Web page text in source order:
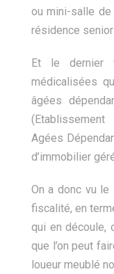
ou mini-salle de
résidence
Et le dernier
médicalisées
âgées
(Etablissement
Agées
d’immobilier
On a donc vu le
fiscalité, en
qui en découle,
que l’on peut
loueur meublé